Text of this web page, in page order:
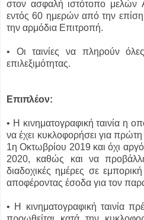
στον ασφαλή ιστότοπο
εντός 60 ημερών από την
την αρμόδια Επιτροπή.
• Οι ταινίες να πληρούν
επιλεξιμότητας.
Επιπλέον:
• Η κινηματογραφική ταινία η
να έχει κυκλοφορήσει για
1η Οκτωβρίου 2019 και όχι
2020, καθώς και να
διαδοχικές ημέρες σε
αποφέροντας έσοδα για τον
• Η κινηματογραφική ταινία